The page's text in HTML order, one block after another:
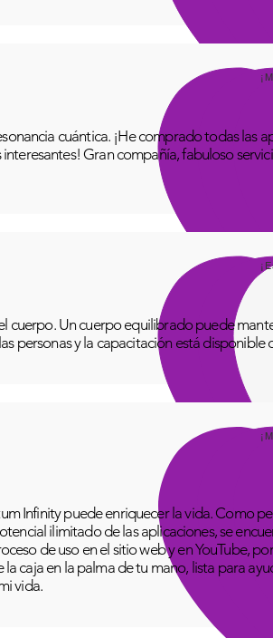
cuántica. ¡He comprado todas las
Gran compañía, fabuloso
cuerpo. Un cuerpo equilibrado puede
personas y la capacitación está disponible
Infinity puede enriquecer la vida. Como
ilimitado de las aplicaciones, se
de uso en el sitio web y en YouTube,
caja en la palma de tu mano, lista para
vida.